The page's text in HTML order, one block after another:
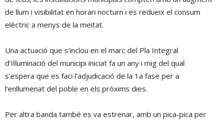
de llum i visibilitat en horari nocturn i es redueix el consum
elèctric a menys de la meitat.
Una actuació que s’inclou en el marc del Pla Integral
d’Il·luminació del municipi iniciat fa un any i mig del qual
s’espera que es faci l’adjudicació de la 1a fase per a
l’enllumenat del poble en els pròxims dies.
Per altra banda també es va estrenar, amb un pica-pica per